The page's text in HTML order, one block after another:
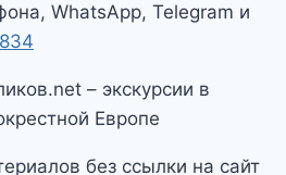
WhatsApp, Telegram и
– экскурсии в
Европе
без ссылки на сайт